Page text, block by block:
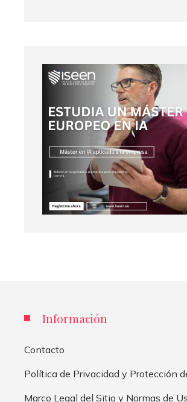
Información
Contacto
Política de Privacidad y Protección
Marco Legal del Sitio y Normas de